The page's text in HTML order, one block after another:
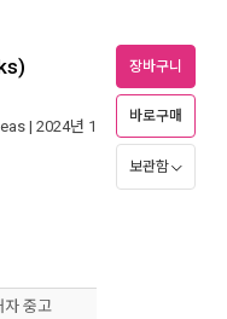
| 2024년 1
장바구니
바로구매
보관함
자 중고